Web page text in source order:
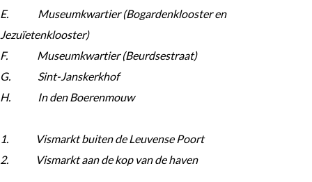
E.
Museumkwartier (Bogardenklooster en
Jezuïetenklooster)
F.
Museumkwartier (Beurdsestraat)
G.
Sint-Janskerkhof
H.
In den Boerenmouw
1.
Vismarkt buiten de Leuvense Poort
2.
Vismarkt aan de kop van de haven